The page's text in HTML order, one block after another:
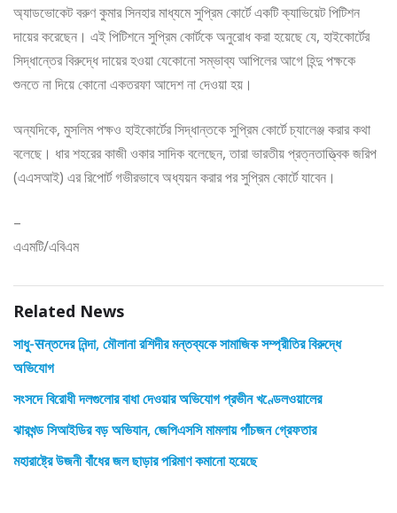
অ্যাডভোকেট বরুণ কুমার সিনহার মাধ্যমে সুপ্রিম কোর্টে একটি ক্যাভিয়েট পিটিশন
দায়ের করেছেন। এই পিটিশনে সুপ্রিম কোর্টকে অনুরোধ করা হয়েছে যে, হাইকোর্টের
সিদ্ধান্তের বিরুদ্ধে দায়ের হওয়া যেকোনো সম্ভাব্য আপিলের আগে হিন্দু পক্ষকে
শুনতে না দিয়ে কোনো একতরফা আদেশ না দেওয়া হয়।
অন্যদিকে, মুসলিম পক্ষও হাইকোর্টের সিদ্ধান্তকে সুপ্রিম কোর্টে চ্যালেঞ্জ করার কথা
বলেছে। ধার শহরের কাজী ওকার সাদিক বলেছেন, তারা ভারতীয় প্রত্নতাত্ত্বিক জরিপ
(এএসআই) এর রিপোর্ট গভীরভাবে অধ্যয়ন করার পর সুপ্রিম কোর্টে যাবেন।
–
এএমটি/এবিএম
Related News
সাধু-सন্তদের নিন্দা, মৌলানা রশিদীর মন্তব্যকে সামাজিক সম্প্রীতির বিরুদ্ধে
অভিযোগ
সংসদে বিরোধী দলগুলোর বাধা দেওয়ার অভিযোগ প্রভীন খণ্ডেলওয়ালের
ঝারখন্ড সিআইডির বড় অভিযান, জেপিএসসি মামলায় পাঁচজন গ্রেফতার
মহারাষ্ট্রে উজনী বাঁধের জল ছাড়ার পরিমাণ কমানো হয়েছে